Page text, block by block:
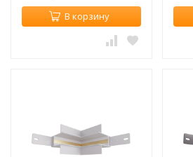
В корзину